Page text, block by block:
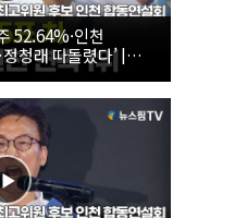
52.64%·인천
청래 따돌렸다’ |
대표·최고위원 후